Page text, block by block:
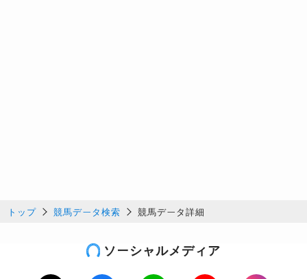
トップ 競馬データ検索 競馬データ詳細
ソーシャルメディア